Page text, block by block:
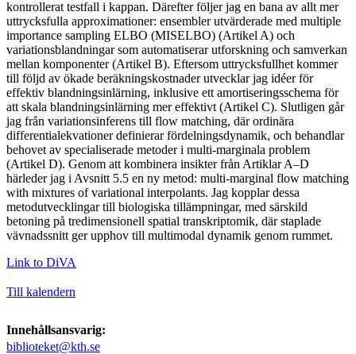
kontrollerat testfall i kappan. Därefter följer jag en bana av allt mer
uttrycksfulla approximationer: ensembler utvärderade med multiple
importance sampling ELBO (MISELBO) (Artikel A) och
variationsblandningar som automatiserar utforskning och samverkan
mellan komponenter (Artikel B). Eftersom uttrycksfullhet kommer
till följd av ökade beräkningskostnader utvecklar jag idéer för
effektiv blandningsinlärning, inklusive ett amortiseringsschema för
att skala blandningsinlärning mer effektivt (Artikel C). Slutligen går
jag från variationsinferens till flow matching, där ordinära
differentialekvationer definierar fördelningsdynamik, och behandlar
behovet av specialiserade metoder i multi-marginala problem
(Artikel D). Genom att kombinera insikter från Artiklar A–D
härleder jag i Avsnitt 5.5 en ny metod: multi-marginal flow matching
with mixtures of variational interpolants. Jag kopplar dessa
metodutvecklingar till biologiska tillämpningar, med särskild
betoning på tredimensionell spatial transkriptomik, där staplade
vävnadssnitt ger upphov till multimodal dynamik genom rummet.
Link to DiVA
Till kalendern
Innehållsansvarig:
biblioteket@kth.se